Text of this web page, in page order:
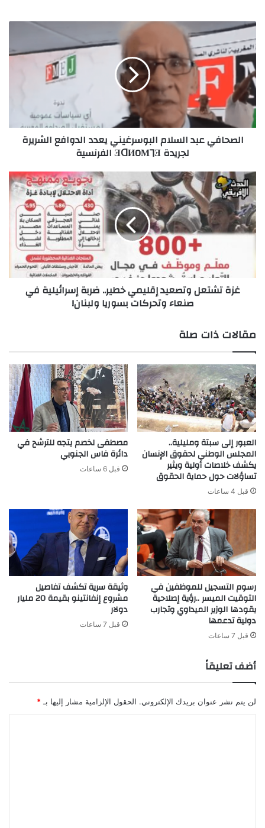
الصحافي
عبد
السلام
البوسرغيني
يعدد
الدوافع
الشريرة
لجريدة
ƎᗡИOМ⅂Ǝ
الفرنسية
الصحافي عبد السلام البوسرغيني يعدد الدوافع الشريرة
لجريدة ƎᗡИOМ⅂Ǝ الفرنسية
غزة
تشتعل
وتصعيد
إقليمي
خطير..
صنعاء
وتحركاتغزة تشتعل وتصعيد إقليمي خطير.. ضربة إسرائيلية في
صنعاء وتحركات بسوريا ولبنان!
مقالات ذات صلة
العبور إلى سبتة ومليلية..
المجلس الوطني لحقوق الإنسان
يكشف خلاصات أولية ويثير
تساؤلات حول حماية الحقوق
قبل 4 ساعات
مصطفى لخصم يتجه للترشح في
دائرة فاس الجنوبي
قبل 6 ساعات
رسوم التسجيل للموظفين في
التوقيت الميسر ..رؤية إصلاحية
يقودها الوزير الميداوي وتجارب
دولية تدعمها
قبل 7 ساعات
وثيقة سرية تكشف تفاصيل
مشروع إنفانتينو بقيمة 20 مليار
دولار
قبل 7 ساعات
أضف تعليقاً
لن يتم نشر عنوان بريدك الإلكتروني. الحقول الإلزامية مشار إليها بـ *